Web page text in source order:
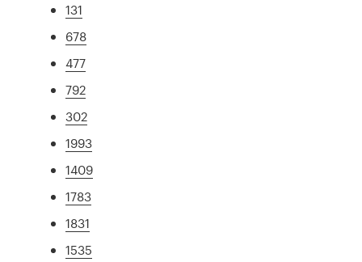
131
678
477
792
302
1993
1409
1783
1831
1535